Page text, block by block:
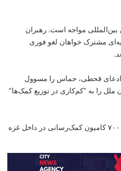
بین‌المللی مواجه است. رهبران
مشترک خواهان لغو فوری
ادعای قحطی، حماس را مسوول
ملل را به “کم‌کاری در توزیع کمک‌ها”
ارتش اسرائیل مدعی است که ۷۰۰ کامیون کمک‌رسانی در داخل غزه